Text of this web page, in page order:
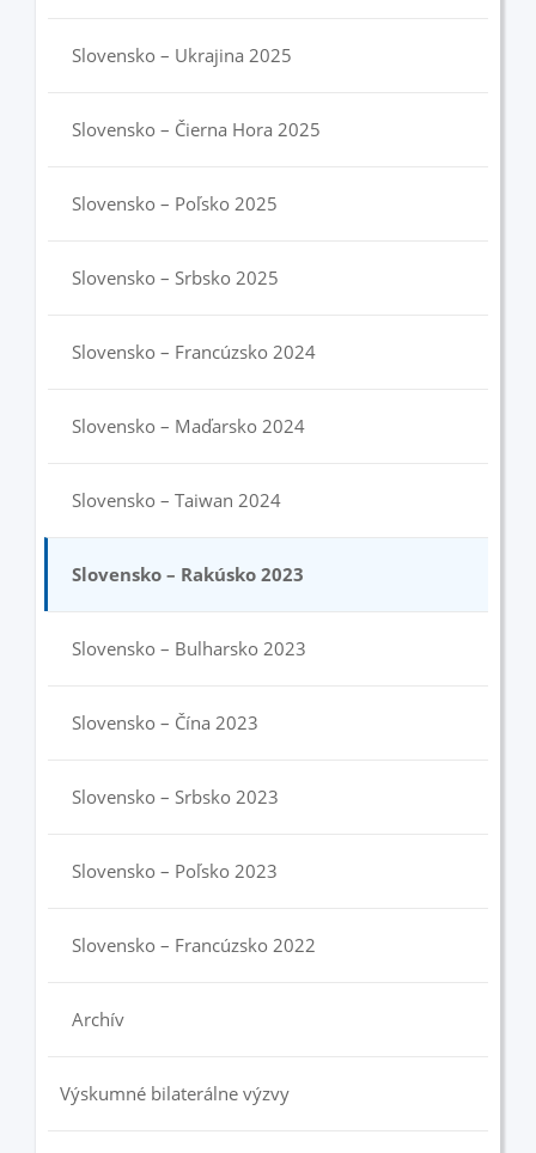
Slovensko – Ukrajina 2025
Slovensko – Čierna Hora 2025
Slovensko – Poľsko 2025
Slovensko – Srbsko 2025
Slovensko – Francúzsko 2024
Slovensko – Maďarsko 2024
Slovensko – Taiwan 2024
Slovensko – Rakúsko 2023
Slovensko – Bulharsko 2023
Slovensko – Čína 2023
Slovensko – Srbsko 2023
Slovensko – Poľsko 2023
Slovensko – Francúzsko 2022
Archív
Výskumné bilaterálne výzvy